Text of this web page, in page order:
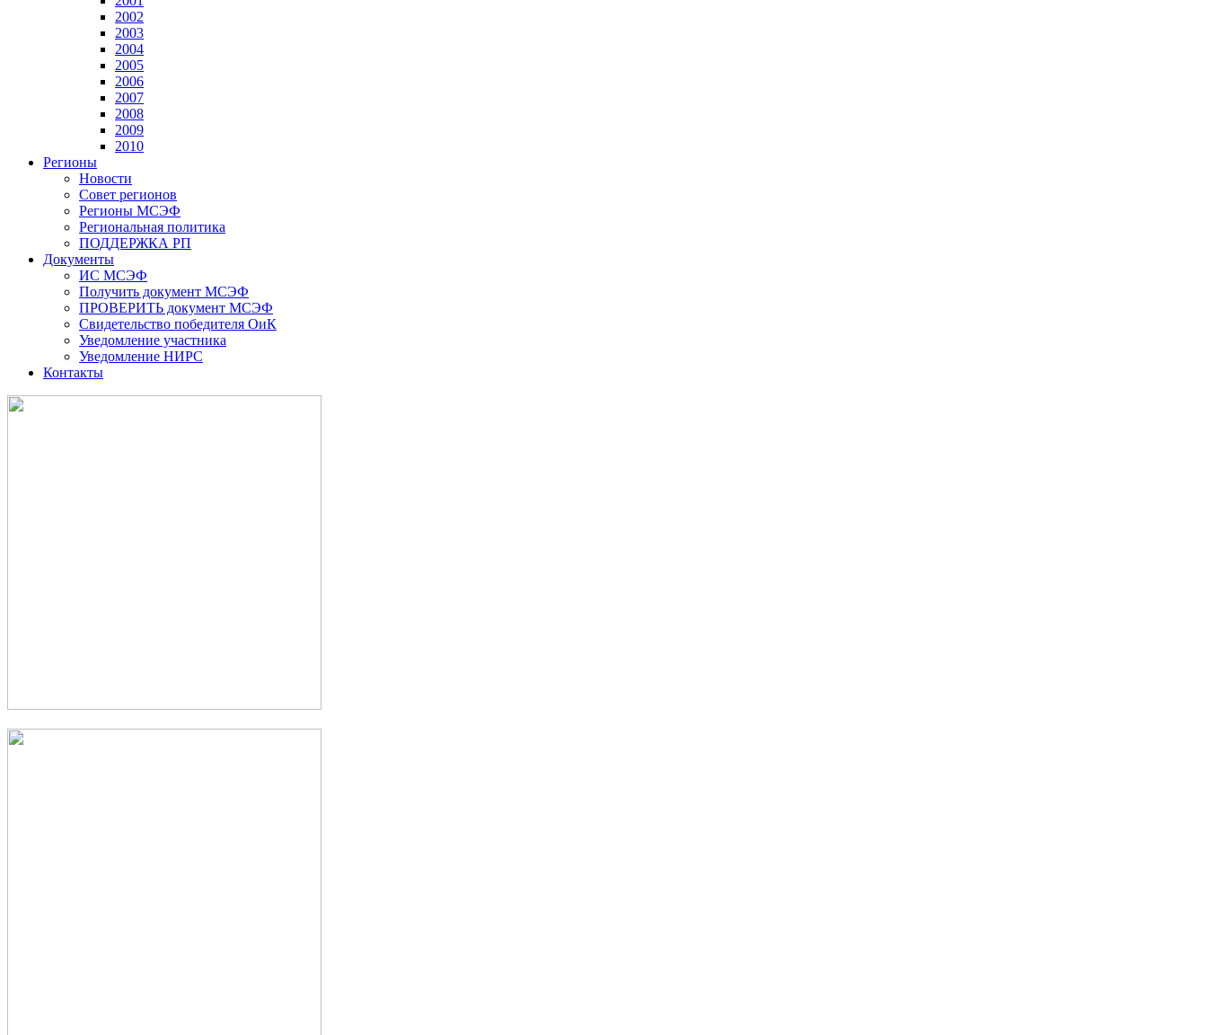
2002
2003
2004
2005
2006
2007
2008
2009
2010
Регионы
Новости
Совет регионов
Регионы МСЭФ
Региональная политика
ПОДДЕРЖКА РП
Документы
ИС МСЭФ
Получить документ МСЭФ
ПРОВЕРИТЬ документ МСЭФ
Свидетельство победителя ОиК
Уведомление участника
Уведомление НИРС
Контакты